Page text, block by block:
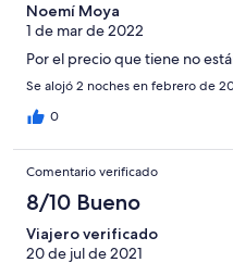
Noemí Moya
1 de mar de 2022
Por el precio que tiene no
Se alojó 2 noches en febrero de
0
Comentario verificado
8/10 Bueno
Viajero verificado
20 de jul de 2021